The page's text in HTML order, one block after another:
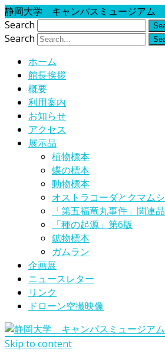
静岡大学 キャンパスミュージアム
Search
Search
ホーム
館長挨拶
概要
利用案内
お知らせ
アクセス
展示品
植物標本
蝶の標本
動物標本
オストラコーダとクマムシ
「第五福竜丸事件」関連品
「種の起源」第6版
鉱物標本
ガムラン
企画展
ニュースレター
リンク
ドローン空撮映像
Skip to content